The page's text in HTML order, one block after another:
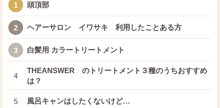
1 頭頂部
2 ヘアーサロン イワサキ 利用したことある方
3 白髪用 カラートリートメント
4
THEANSWER のトリートメント３種のうちおすすめ
は？
5 風呂キャンはしたくないけど…